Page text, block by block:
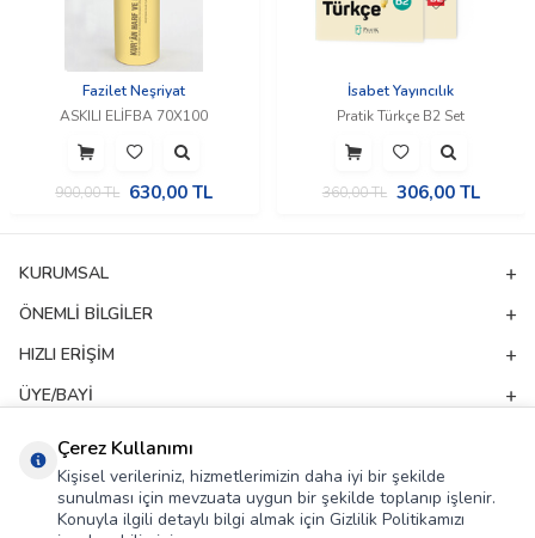
Fazilet Neşriyat
ASKILI ELİFBA 70X100
900,00TL 630,00 TL
İsabet Yayıncılık
Pratik Türkçe B2 Set
360,00TL 306,00TL
KURUMSAL
ÖNEMLI BILGILER
HIZLI ERIŞIM
ÜYE/BAYI
ADRES & İLETIŞIM
E-Bülten Aboneliği
Çerez Kullanımı
Kişisel verileriniz, hizmetlerimizin daha iyi bir şekilde
sunulması için mevzuata uygun bir şekilde toplanıp işlenir.
Konuyla ilgili detaylı bilgi almak için Gizlilik Politikamızı